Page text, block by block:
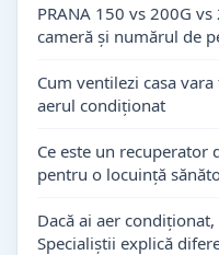
PRANA 150 vs 200G
cameră și numărul de
Cum ventilezi casa
aerul condiționat
Ce este un recuperator
pentru o locuință
Dacă ai aer
Specialiștii explică